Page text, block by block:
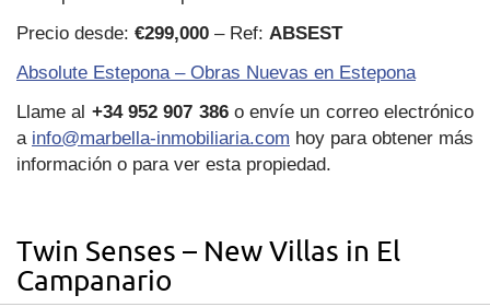
Precio desde: €299,000 – Ref: ABSEST
Absolute Estepona – Obras Nuevas en Estepona
Llame al +34 952 907 386o envíe un correo electrónico
a info@marbella-inmobiliaria.com hoy para obtener más
información o para ver esta propiedad.
Twin Senses – New Villas in El
Campanario